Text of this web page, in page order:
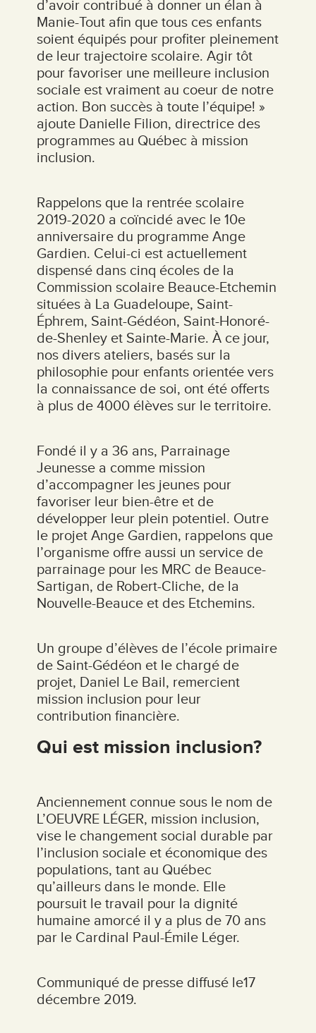
d’avoir contribué à donner un élan à
Manie-Tout afin que tous ces enfants
soient équipés pour profiter pleinement
de leur trajectoire scolaire. Agir tôt
pour favoriser une meilleure inclusion
sociale est vraiment au coeur de notre
action. Bon succès à toute l’équipe! »
ajoute Danielle Filion, directrice des
programmes au Québec à mission
inclusion.
Rappelons que la rentrée scolaire
2019-2020 a coïncidé avec le 10e
anniversaire du programme Ange
Gardien. Celui-ci est actuellement
dispensé dans cinq écoles de la
Commission scolaire Beauce-Etchemin
situées à La Guadeloupe, Saint-
Éphrem, Saint-Gédéon, Saint-Honoré-
de-Shenley et Sainte-Marie. À ce jour,
nos divers ateliers, basés sur la
philosophie pour enfants orientée vers
la connaissance de soi, ont été offerts
à plus de 4000 élèves sur le territoire.
Fondé il y a 36 ans, Parrainage
Jeunesse a comme mission
d’accompagner les jeunes pour
favoriser leur bien-être et de
développer leur plein potentiel. Outre
le projet Ange Gardien, rappelons que
l’organisme offre aussi un service de
parrainage pour les MRC de Beauce-
Sartigan, de Robert-Cliche, de la
Nouvelle-Beauce et des Etchemins.
Un groupe d’élèves de l’école primaire
de Saint-Gédéon et le chargé de
projet, Daniel Le Bail, remercient
mission inclusion pour leur
contribution financière.
Qui est mission inclusion?
Anciennement connue sous le nom de
L’OEUVRE LÉGER, mission inclusion,
vise le changement social durable par
l’inclusion sociale et économique des
populations, tant au Québec
qu’ailleurs dans le monde. Elle
poursuit le travail pour la dignité
humaine amorcé il y a plus de 70 ans
par le Cardinal Paul-Émile Léger.
Communiqué de presse diffusé le17
décembre 2019.